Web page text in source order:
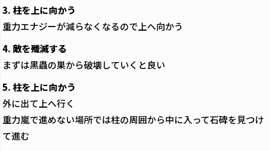
3. 柱を上に向かう
重力エナジーが減らなくなるので上へ向かう
4. 敵を殲滅する
まずは黒蟲の巣から破壊していくと良い
5. 柱を上に向かう
外に出て上へ行く
重力嵐で進めない場所では柱の周囲から中に入って石碑を見つけ
て進む